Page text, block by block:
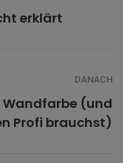
erklärt
DANACH
Wandfarbe (und
Profi brauchst)